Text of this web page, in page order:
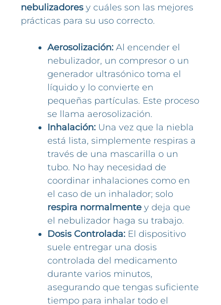
nebulizadores y cuáles son las mejores
prácticas para su uso correcto.
Aerosolización: Al encender el
nebulizador, un compresor o un
generador ultrasónico toma el
líquido y lo convierte en
pequeñas partículas. Este proceso
se llama aerosolización.
Inhalación: Una vez que la niebla
está lista, simplemente respiras a
través de una mascarilla o un
tubo. No hay necesidad de
coordinar inhalaciones como en
el caso de un inhalador; solo
respira normalmente y deja que
el nebulizador haga su trabajo.
Dosis Controlada: El dispositivo
suele entregar una dosis
controlada del medicamento
durante varios minutos,
asegurando que tengas suficiente
tiempo para inhalar todo el